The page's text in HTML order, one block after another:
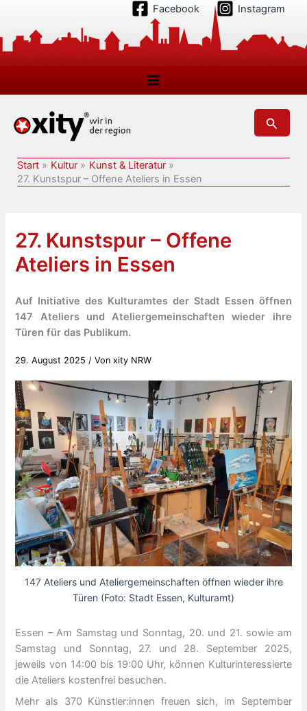
springen
Facebook Instagram
Suchen
Start Kultur
Kunst & Literatur
27. Kunstspur – Offene Ateliers in Essen
27. Kunstspur – Offene
Ateliers in Essen
Auf Initiative des Kulturamtes der Stadt Essen öffnen
147 Ateliers und Ateliergemeinschaften wieder ihre
Türen für das Publikum.
29. August 2025 / Vonxity NRW
147 Ateliers und Ateliergemeinschaften öffnen wieder ihre
Türen (Foto: Stadt Essen, Kulturamt)
Essen – Am Samstag und Sonntag, 20. und 21. sowie am
Samstag und Sonntag, 27. und 28. September 2025,
jeweils von 14:00 bis 19:00 Uhr, können Kulturinteressierte
die Ateliers kostenfrei besuchen.
Mehr als 370 Künstler:innen freuen sich, im September